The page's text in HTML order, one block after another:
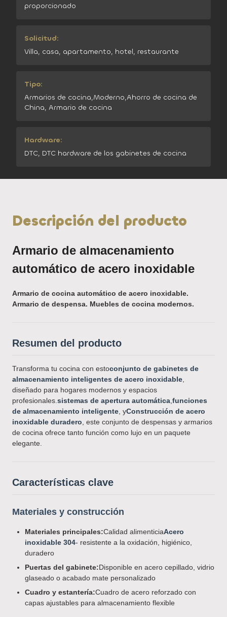
proporcionado
Solicitud:
Villa, casa, apartamento, hotel, restaurante
Tipo:
Armarios de cocina,Moderno,Ahorro de cocina de
China, Armario de cocina
Hardware:
DTC, DTC hardware de los gabinetes de cocina
Descripción del producto
Armario de almacenamiento
automático de acero inoxidable
Armario de cocina automático de acero inoxidable.
Armario de despensa. Muebles de cocina modernos.
Resumen del producto
Transforma tu cocina con estoconjunto de gabinetes de
almacenamiento inteligentes de acero inoxidable
diseñado para hogares modernos y espacios
profesionales. sistemas de apertura automática funciones
de almacenamiento inteligente , yConstrucción de acero
inoxidable duradero , este conjunto de despensas y armarios
de cocina ofrece tanto función como lujo en un paquete
elegante.
Características clave
Materiales y construcción
Materiales principales:Calidad alimenticiaAcero
inoxidable 304- resistente a la oxidación, higiénico,
duradero
Puertas del gabinete:Disponible en acero cepillado, vidrio
glaseado o acabado mate personalizado
Cuadro y estantería:Cuadro de acero reforzado con
capas ajustables para almacenamiento flexible